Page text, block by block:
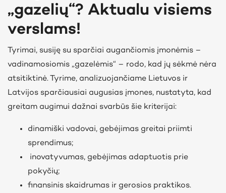
„gazelių“? Aktualu visiems
verslams!
Tyrimai, susiję su sparčiai augančiomis įmonėmis –
vadinamosiomis „gazelėmis“ – rodo, kad jų sėkmė nėra
atsitiktinė. Tyrime, analizuojančiame Lietuvos ir
Latvijos sparčiausiai augusias įmones, nustatyta, kad
greitam augimui dažnai svarbūs šie kriterijai:
dinamiški vadovai, gebėjimas greitai priimti
sprendimus;
inovatyvumas, gebėjimas adaptuotis prie
pokyčių;
finansinis skaidrumas ir gerosios praktikos.